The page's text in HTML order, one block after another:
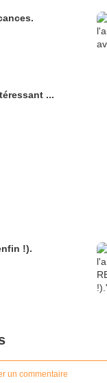
...
!).
un commentaire